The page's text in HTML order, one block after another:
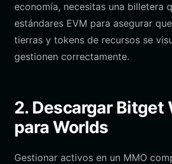
economía, necesitas una billetera
estándares EVM para asegurar
tierras y tokens de recursos se
gestionen correctamente.
2. Descargar Bitget
para Worlds
Gestionar activos en un MMO